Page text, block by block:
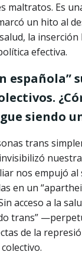
maltratos. Es
un hito al
la
efectiva.
española”
siendo
trans
nos empujó
en un
acceso a la
trans”
de la